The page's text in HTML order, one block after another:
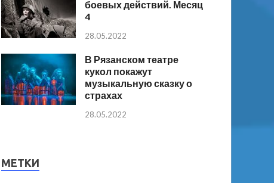
боевых действий. Месяц
4
28.05.2022
В Рязанском театре
кукол покажут
музыкальную сказку о
страхах
28.05.2022
МЕТКИ